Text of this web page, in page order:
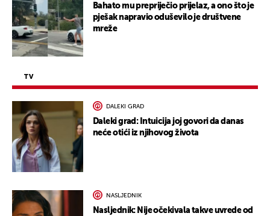
Bahato mu prepriječio prijelaz, a ono što je
pješak napravio oduševilo je društvene
mreže
TV
DALEKI GRAD
Daleki grad: Intuicija joj govori da danas
neće otići iz njihovog života
NASLJEDNIK
Nasljednik: Nije očekivala takve uvrede od